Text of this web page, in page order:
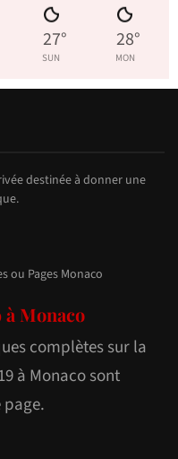
27°
SUN
28°
MON
destinée à donner une
ou Pages Monaco
Monaco
complètes sur la
à Monaco sont